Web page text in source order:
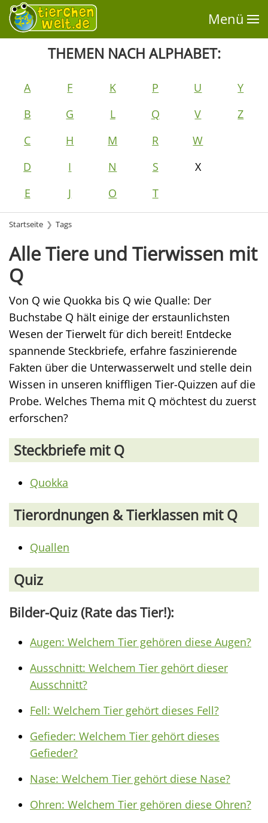
Menü
THEMEN NACH ALPHABET:
A
B
C
D
E
F
G
H
I
J
K
L
M
N
O
P
Q
R
S
T
U
V
W
X
Y
Z
Startseite Tags
Alle Tiere und Tierwissen mit
Q
Von Q wie Quokka bis Q wie Qualle: Der
Buchstabe Q hält einige der erstaunlichsten
Wesen der Tierwelt für dich bereit! Entdecke
spannende Steckbriefe, erfahre faszinierende
Fakten über die Unterwasserwelt und stelle dein
Wissen in unseren kniffligen Tier-Quizzen auf die
Probe. Welches Thema mit Q möchtest du zuerst
erforschen?
Steckbriefe mit Q
Quokka
Tierordnungen & Tierklassen mit Q
Quallen
Quiz
Bilder-Quiz (Rate das Tier!):
Augen: Welchem Tier gehören diese Augen?
Ausschnitt: Welchem Tier gehört dieser
Ausschnitt?
Fell: Welchem Tier gehört dieses Fell?
Gefieder: Welchem Tier gehört dieses
Gefieder?
Nase: Welchem Tier gehört diese Nase?
Ohren: Welchem Tier gehören diese Ohren?